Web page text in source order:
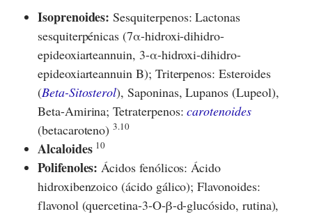
Isoprenoides: Sesquiterpenos: Lactonas
sesquiterpénicas (7α-hidroxi-dihidro-
epideoxiarteannuin, 3-α-hidroxi-dihidro-
epideoxiarteannuin B); Triterpenos: Esteroides
(Beta-Sitosterol), Saponinas, Lupanos (Lupeol),
Beta-Amirina; Tetraterpenos:carotenoides
(betacaroteno)3.10
Alcaloides 10
Polifenoles: Ácidos fenólicos: Ácido
hidroxibenzoico (ácido gálico); Flavonoides:
flavonol (quercetina-3-O-β-d-glucósido, rutina),